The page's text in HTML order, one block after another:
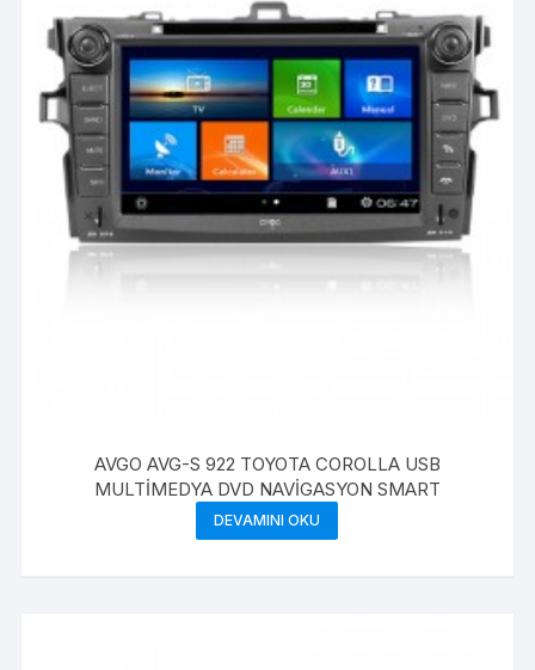
AVGO AVG-S 922 TOYOTA COROLLA USB
MULTİMEDYA DVD NAVİGASYON SMART
DEVAMINI OKU